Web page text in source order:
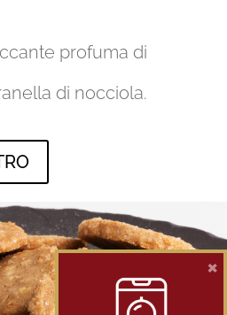
profuma di
di nocciola.
×